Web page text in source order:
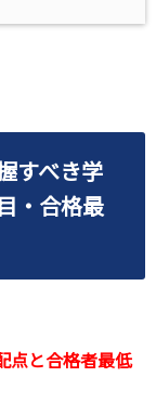
すべき学
・合格最
点と合格者最低